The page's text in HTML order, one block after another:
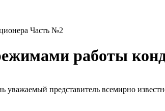
Часть №2
работы
уважаемый представитель всемирно